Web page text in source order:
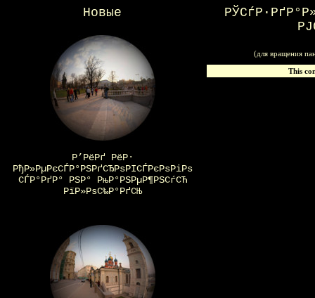
Новые
Р’РёРґ РёР·
РђР»РµРєСЃР°РЅРґСЂРѕРІСЃРєРѕРіРѕ
СЃР°РґР° РЅР° РњР°РЅРµР¶РЅСѓСЋ
РїР»РѕС‰Р°РґСЊ
(для вращения
This